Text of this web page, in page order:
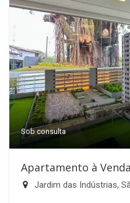
Sob consulta
Apartamento à
Jardim das Indústrias,